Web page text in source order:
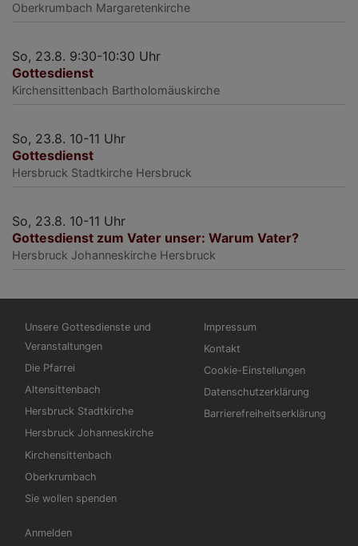
Oberkrumbach Margaretenkirche
So, 23.8. 9:30-10:30 Uhr
Gottesdienst
Kirchensittenbach Bartholomäuskirche
So, 23.8. 10-11 Uhr
Gottesdienst
Hersbruck Stadtkirche Hersbruck
So, 23.8. 10-11 Uhr
Gottesdienst zum Vater unser: Warum Vater?
Hersbruck Johanneskirche Hersbruck
Hauptnavigation
Unsere Gottesdienste und
Veranstaltungen
Die Pfarrei
Altensittenbach
Hersbruck Stadtkirche
Hersbruck Johanneskirche
Kirchensittenbach
Oberkrumbach
Sie wollen spenden
Fußbereichsmenü
Impressum
Kontakt
Cookie-Einstellungen
Datenschutzerklärung
Barrierefreiheitserklärung
Benutzermenü
Anmelden